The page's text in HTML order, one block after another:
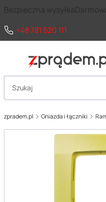
Bezpieczna wysyłka
+48 781 520 111
Otwórz wyszukiwarkę
zpradem.pl Gniazda i łączniki